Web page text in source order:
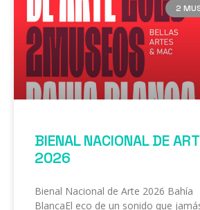
2
BIENAL NACIONAL DE
2026
Bienal Nacional de Arte 2026 Bahía
BlancaEl eco de un sonido que